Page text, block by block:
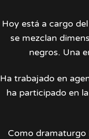
Hoy está a cargo
se mezclan
negros. Una
Ha trabajado en
ha participado en
Como dramaturgo